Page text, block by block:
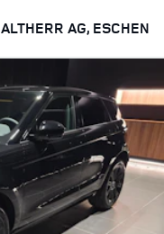
ALTHERR AG, ESCHEN